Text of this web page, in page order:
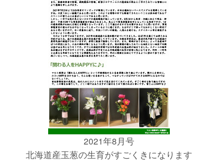
2021年8月号
北海道産玉葱の生育がすごくきになります